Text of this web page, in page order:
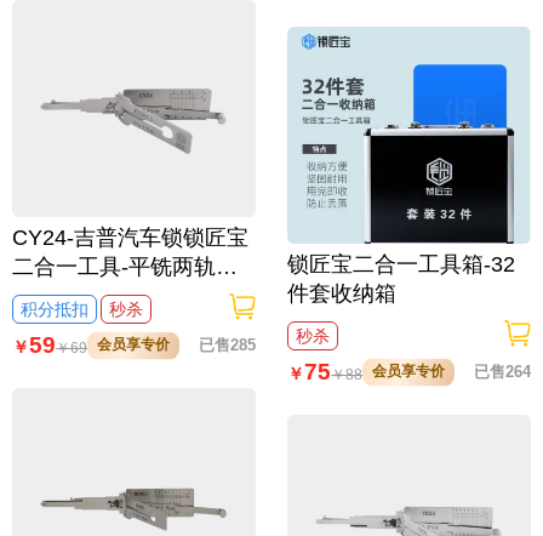
CY24-吉普汽车锁锁匠宝
二合一工具-平铣两轨迹
适用克莱斯勒/漫步者/切
诺基/道奇/EAGLE/万国/
顺风
积分抵扣
秒杀
￥59￥69 会员享专价 已售285
锁匠宝二合一工具箱-32
件套收纳箱
秒杀
￥75￥88 会员享专价 已售264